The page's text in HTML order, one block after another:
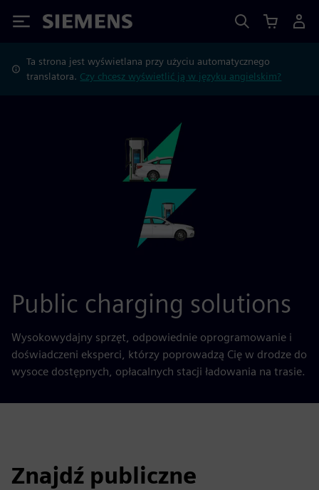
Siemens
Ta strona jest wyświetlana przy użyciu automatycznego
translatora. Czy chcesz wyświetlić ją w języku angielskim?
Public charging solutions
Wysokowydajny sprzęt, odpowiednie oprogramowanie i
doświadczeni eksperci, którzy poprowadzą Cię w drodze do
wysoce dostępnych, opłacalnych stacji ładowania na trasie.
Znajdź publiczne